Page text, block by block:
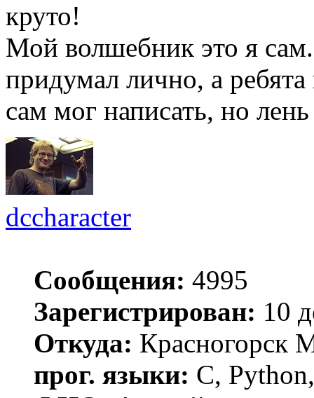
круто!
Мой волшебник это я
придумал лично, а
сам мог написать, но
dccharacter
Сообщения: 4995
Зарегистрирован: 10
Откуда: Красногорск
прог. языки: C,